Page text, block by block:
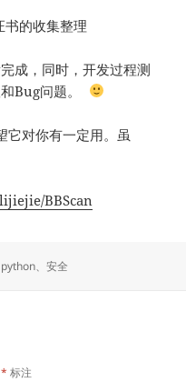
的收集整理
成，同时，开发过程测
Bug问题。
它对你有一定用。虽
BBScan
分
python、安全
* 标注